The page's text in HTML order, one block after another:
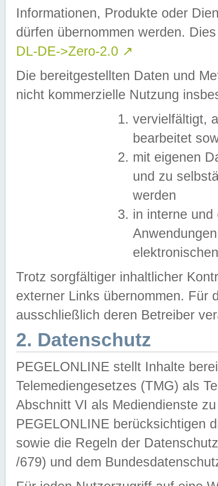
Informationen, Produkte oder
dürfen übernommen werden.
DL-DE->Zero-2.0 ↗
Die bereitgestellten Daten und
nicht kommerzielle Nutzung
vervielfältigt,
bearbeitet
mit eigenen
und zu
werden
in interne
Trotz sorgfältiger inhaltlicher
externer Links übernommen. Für
ausschließlich deren Betreiber
2. Datenschutz
PEGELONLINE stellt Inhalte
Telemediengesetzes (TMG) als
Abschnitt VI als Mediendienste
PEGELONLINE berücksichtigen
sowie die Regeln der
/679) und dem